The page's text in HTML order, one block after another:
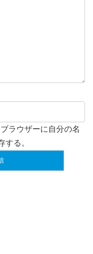
ラウザーに自分の名
する。